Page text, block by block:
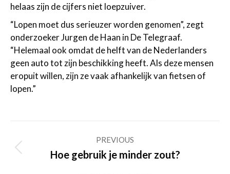
helaas zijn de cijfers niet loepzuiver.
“Lopen moet dus serieuzer worden genomen”, zegt
onderzoeker Jurgen de Haan in De Telegraaf.
“Helemaal ook omdat de helft van de Nederlanders
geen auto tot zijn beschikking heeft. Als deze mensen
eropuit willen, zijn ze vaak afhankelijk van fietsen of
lopen.”
navigation
PREVIOUS
Previous
Hoe gebruik je minder zout?